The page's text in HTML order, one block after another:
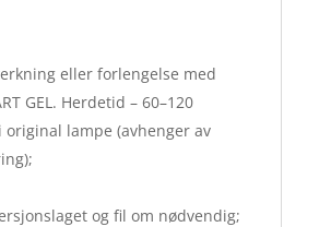
eller forlengelse med
GEL. Herdetid – 60–120
original lampe (avhenger av
og fil om nødvendig;